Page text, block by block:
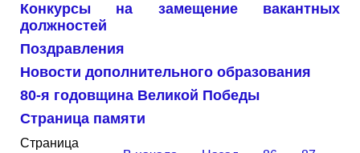
Конкурсы на замещение вакантных
должностей
Поздравления
Новости дополнительного образования
80-я годовщина Великой Победы
Страница памяти
Страница